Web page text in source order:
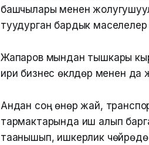
башчылары менен
туудурган бардык маселелер
Жапаров мындан тышкары
ири бизнес өкүлдөрү менен да
Андан соң өнөр жай,
тармактарында иш алып
таанышып, ишкерлик